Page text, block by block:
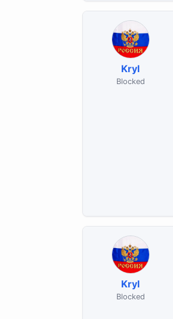
Kryl
Blocked
Kryl
Blocked